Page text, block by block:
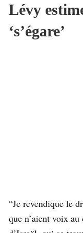
Lévy
‘s’égare’
“Je revendique le
que n’aient voix